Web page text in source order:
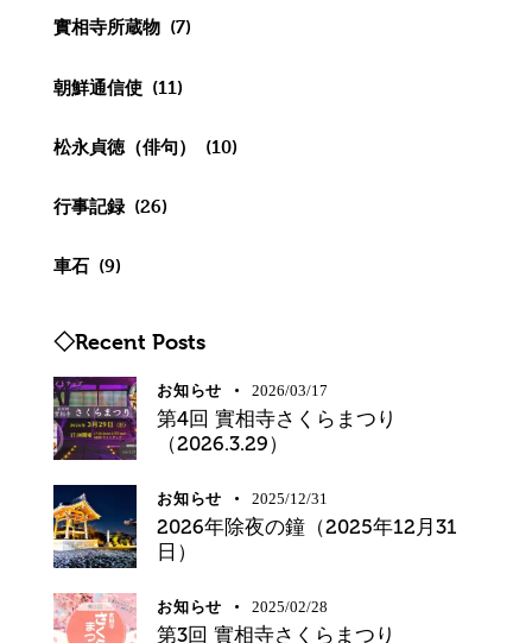
實相寺所蔵物 (7)
朝鮮通信使 (11)
松永貞徳（俳句） (10)
行事記録 (26)
車石 (9)
◇Recent Posts
お知らせ 2026/03/17
第4回 實相寺さくらまつり
（2026.3.29）
お知らせ 2025/12/31
2026年除夜の鐘（2025年12月31
日）
お知らせ 2025/02/28
第3回 實相寺さくらまつり